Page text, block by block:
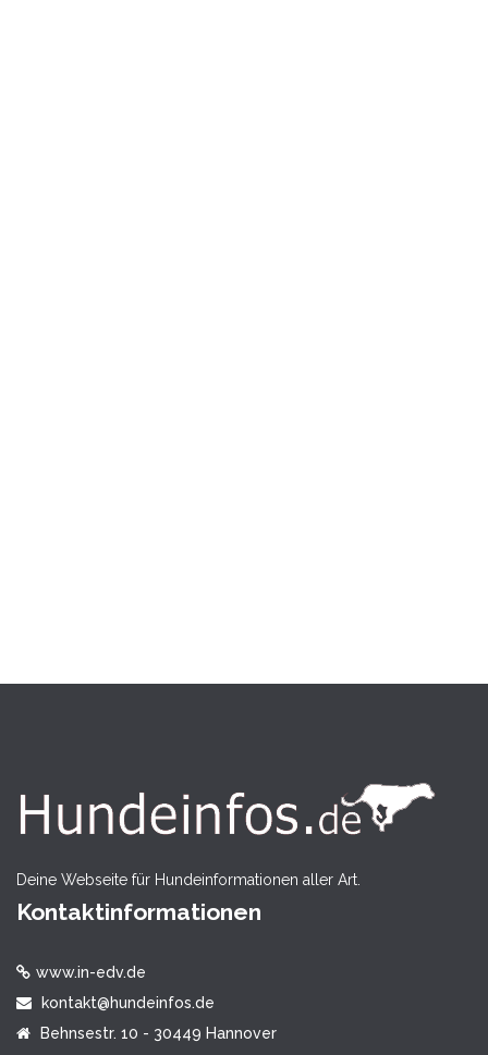
Deine Webseite für Hundeinformationen aller Art.
Kontaktinformationen
www.in-edv.de
kontakt@hundeinfos.de
Behnsestr. 10 - 30449 Hannover